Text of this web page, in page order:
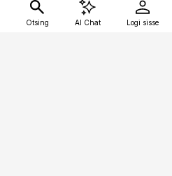
Otsing AI Chat Logi sisse